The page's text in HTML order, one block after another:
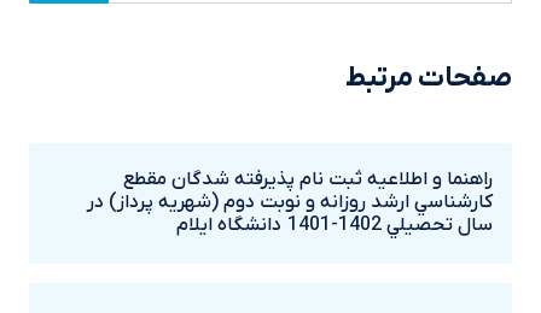
صفحات مرتبط
راهنما و اطلاعيه ثبت نام پذيرفته شدگان مقطع
کارشناسي ارشد روزانه و نوبت دوم (شهريه پرداز) در
سال تحصيلي 1402-1401 دانشگاه ايلام